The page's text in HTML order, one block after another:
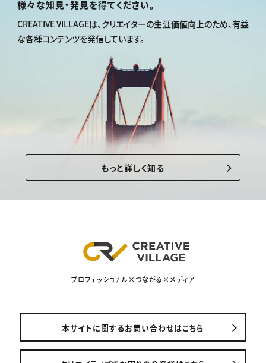
様々な知見・発見を得てください。
CREATIVE VILLAGEは、クリエイターの生涯価値向上のため、有益
な各種コンテンツを発信しています。
もっと詳しく知る
プロフェッショナル×つながる×メディア
本サイトに関するお問い合わせはこちら